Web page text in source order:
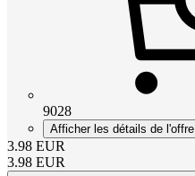
9028
Afficher les détails de l'offre
3.98 EUR
3.98 EUR